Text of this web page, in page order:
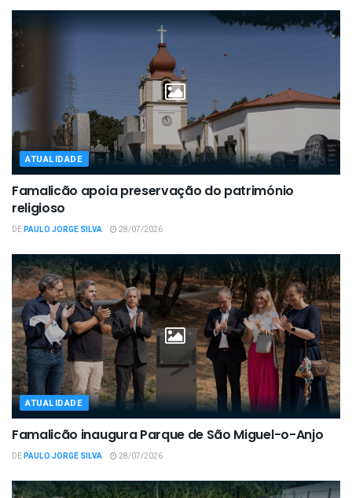
ATUALIDADE
Famalicão apoia preservação do património
religioso
DEPAULO JORGE SILVA 28/07/2026
ATUALIDADE
Famalicão inaugura Parque de São Miguel-o-Anjo
DEPAULO JORGE SILVA 28/07/2026